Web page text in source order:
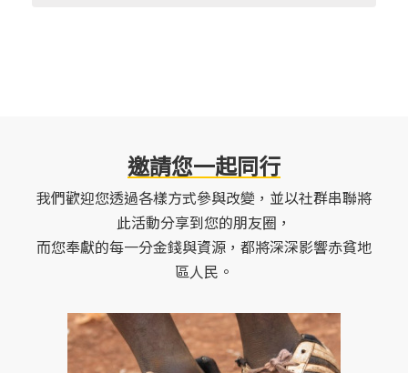
​Q：我想要開立感謝狀，我可以怎麼做?
A：您可以直接點選「申請感謝狀」(link is external)
連結後填寫
相關資料，感謝狀統一於每月月底製作，並於隔
邀請您一起同行
我們歡迎您透過各樣方式參與改變，並以社群串聯將
此活動分享到您的朋友圈，
而您奉獻的每一分金錢與資源，都將深深影響赤貧地
區人民。